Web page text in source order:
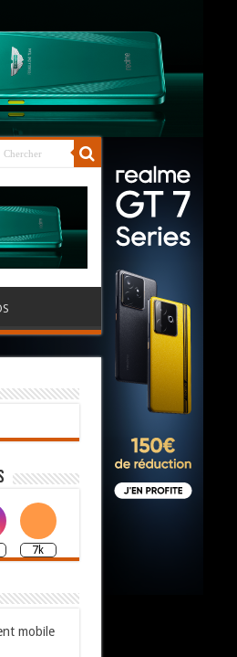
7k
mobile